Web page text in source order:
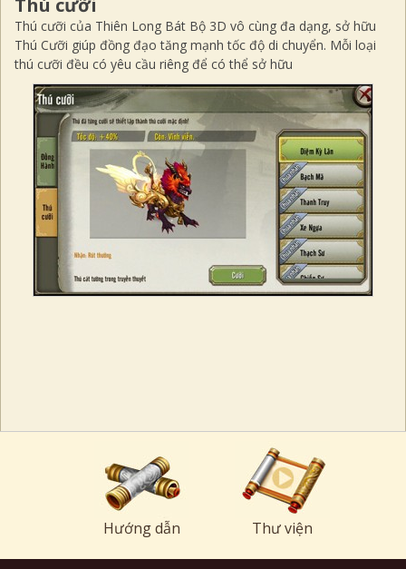
Thú cưỡi
Thú cưỡi của Thiên Long Bát Bộ 3D vô cùng đa dạng, sở hữu
Thú Cưỡi giúp đồng đạo tăng mạnh tốc độ di chuyển. Mỗi loại
thú cưỡi đều có yêu cầu riêng để có thể sở hữu
Hướng dẫn Thư viện